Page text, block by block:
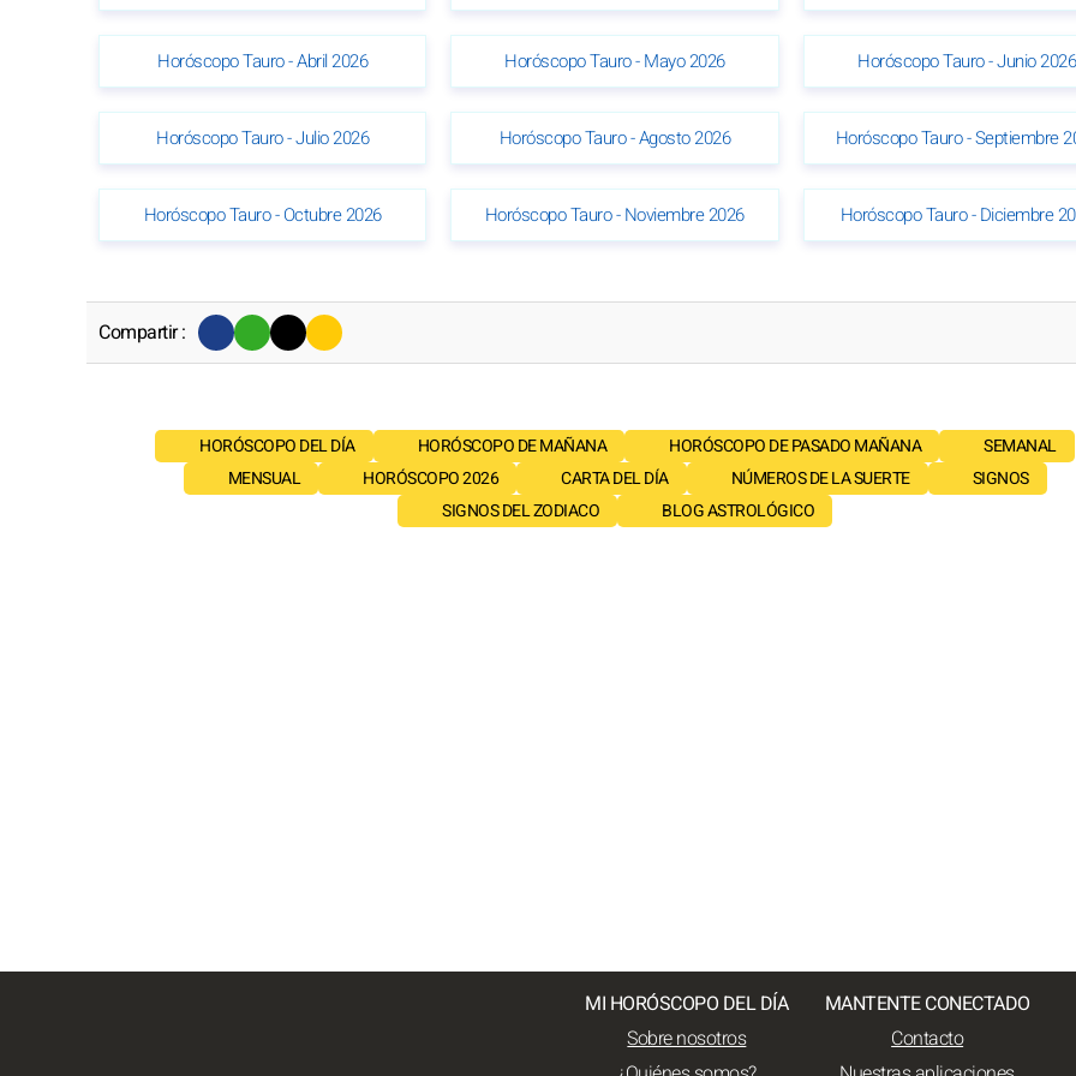
Horóscopo Tauro - Abril 2026 Horóscopo Tauro - Mayo 2026 Horóscopo Tauro - Junio 2026
Horóscopo Tauro - Julio 2026 Horóscopo Tauro - Agosto 2026 Horóscopo Tauro - Septiembre
Horóscopo Tauro - Octubre 2026 Horóscopo Tauro - Noviembre 2026 Horóscopo Tauro - Diciembre
Compartir :
HORÓSCOPO DEL DÍA HORÓSCOPO DE MAÑANA HORÓSCOPO DE PASADO MAÑANA
SEMANAL
MENSUAL
HORÓSCOPO 2026 CARTA DEL DÍA NÚMEROS DE LA SUERTE
SIGNOS
SIGNOS DEL ZODIACO
BLOG ASTROLÓGICO
MI HORÓSCOPO DEL DÍA
Sobre nosotros
MANTENTE CONECTADO
Contacto